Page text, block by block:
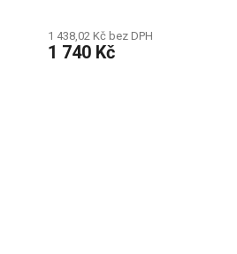
1 438,02 Kč bez DPH
1 740 Kč